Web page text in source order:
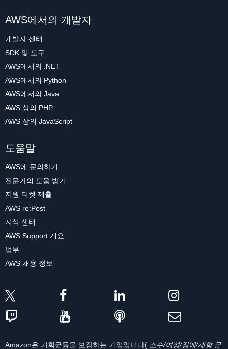
AWS에서의 개발자
개발자 센터
SDK 및 도구
AWS에서의 .NET
AWS에서의 Python
AWS에서의 Java
AWS 상의 PHP
AWS 상의 JavaScript
도움말
AWS에 문의하기
전문가의 도움 받기
지원 티켓 제출
AWS re:Post
지식 센터
AWS Support 개요
법무
AWS 채용 정보
Amazon은 기회균등을 보장하는 기업입니다( 소수/여성/장애/재향 군